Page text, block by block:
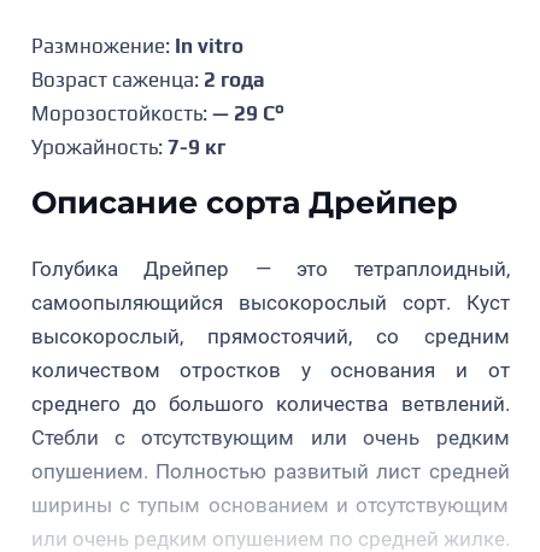
Размножение: In vitro
Возраст саженца: 2 года
Морозостойкость: — 29 C°
Урожайность: 7-9 кг
Описание сорта Дрейпер
Голубика Дрейпер — это тетраплоидный,
самоопыляющийся высокорослый сорт. Куст
высокорослый, прямостоячий, со средним
количеством отростков у основания и от
среднего до большого количества ветвлений.
Стебли с отсутствующим или очень редким
опушением. Полностью развитый лист средней
ширины с тупым основанием и отсутствующим
или очень редким опушением по средней жилке.